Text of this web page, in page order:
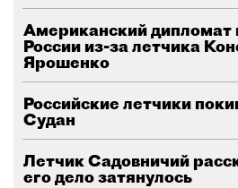
Американский
России из-за летчика
Ярошенко
Российские летчики
Судан
Летчик Садовничий
его дело затянулось